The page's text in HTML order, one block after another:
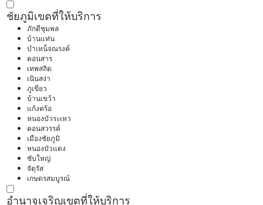
ชัยภูมิเขตที่ให้บริการ
ภักดีชุมพล
บ้านแท่น
บำเหน็จณรงค์
คอนสาร
เทพสถิต
เนินสง่า
ภูเขียว
บ้านเขว้า
แก้งคร้อ
หนองบัวระเหว
คอนสวรรค์
เมืองชัยภูมิ
หนองบัวแดง
ซับใหญ่
จัตุรัส
เกษตรสมบูรณ์
อำนาจเจริญเขตที่ให้บริการ